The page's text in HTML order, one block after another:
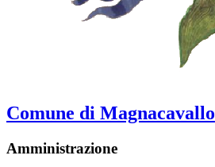
Comune di Magnacavallo
Amministrazione